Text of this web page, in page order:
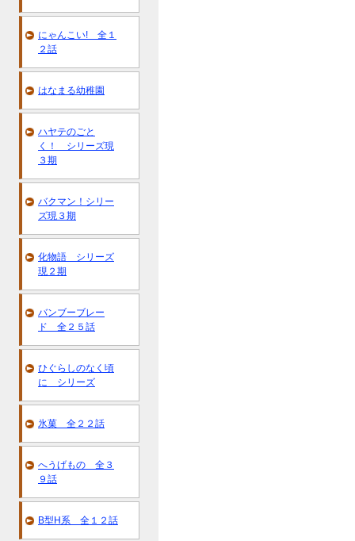
にゃんこい! 全１
２話
はなまる幼稚園
ハヤテのごと
く！ シリーズ現
３期
バクマン！シリー
ズ現３期
化物語 シリーズ
現２期
バンブーブレー
ド 全２５話
ひぐらしのなく頃
に シリーズ
氷菓 全２２話
へうげもの 全３
９話
B型H系 全１２話